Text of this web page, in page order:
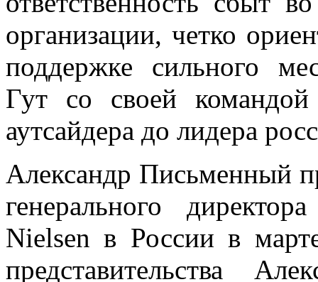
организации, четко
поддержке сильного
Гут со своей
аутсайдера до лидера
Александр Письменный
генерального
Nielsen в России в
представительства